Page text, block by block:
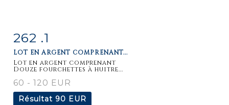
Fiche
262 .1
LOT EN ARGENT COMPRENANT...
Lot en argent comprenant
Douze fourchettes à huitre...
60 - 120 EUR
Résultat 90 EUR